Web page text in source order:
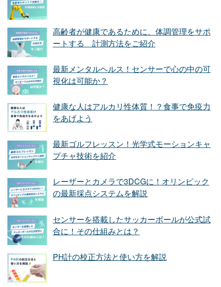
高齢者が健康であるために、体調管理をサポ
ートする 計測方法をご紹介
最新メンタルヘルス！センサーで心の中の可
視化は可能か？
健康な人はアルカリ性体質！？食事で免疫力
をあげよう
最新ゴルフレッスン！光学式モーションキャ
プチャ技術を紹介
レーザーとカメラで3DCGに！オリンピック
の最新採点システムを解説
センサーを搭載したサッカーボールが公式試
合に！その仕組みとは？
PH計の校正方法と使い方を解説